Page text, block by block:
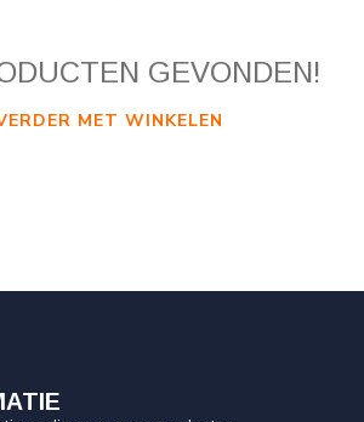
GEVONDEN!
MET WINKELEN